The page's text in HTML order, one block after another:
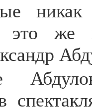
это же